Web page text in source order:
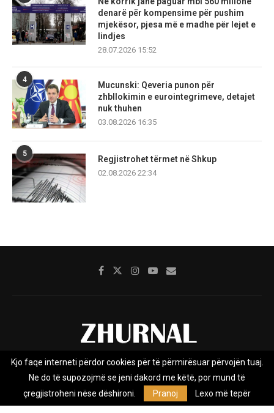
denarë për kompensime për pushim
mjekësor, pjesa më e madhe për lejet e
lindjes
28.07.2026 15:52
4
Mucunski: Qeveria punon për
zhbllokimin e eurointegrimeve, detajet
nuk thuhen
03.08.2026 16:35
5
Regjistrohet tërmet në Shkup
02.08.2026 22:34
Rreth nesh Impresumi Marketing
Kontakt
Privacy Policy
Zhurnal.mk është Agjenci e Lajmeve e pavarur, e themeluar në vitin
Kjo faqe interneti përdor cookies për të përmirësuar përvojën tuaj.
Ne do të supozojmë se jeni dakord me këtë, por mund të
çregjistroheni nëse dëshironi.
Pranoj Lexo më tepër